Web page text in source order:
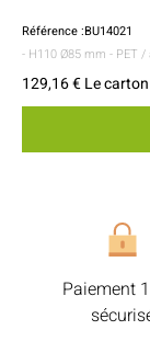
Référence :BU14021
- H110 Ø85 mm - PET /
129,16 € Le carton
Paiement